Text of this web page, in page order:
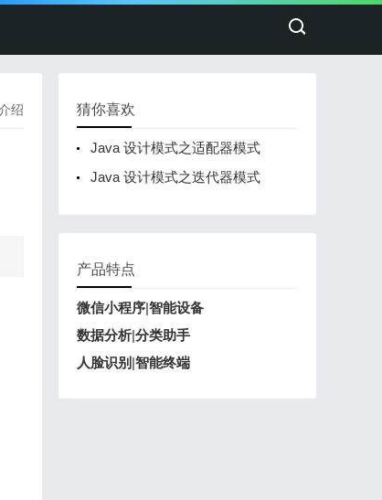
绍 猜你喜欢
Java 设计模式之适配器模式
Java 设计模式之迭代器模式
产品特点
微信小程序|智能设备
数据分析|分类助手
人脸识别 |智能终端